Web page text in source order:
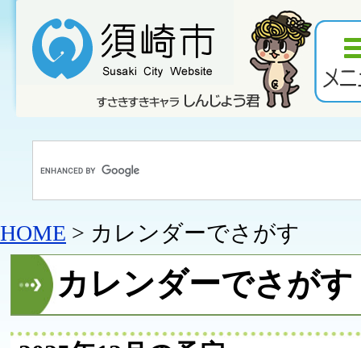
HOME > カレンダーでさがす
カレンダーでさがす